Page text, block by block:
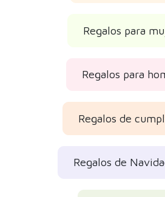
Regalos para
Regalos para
Regalos de
Regalos de